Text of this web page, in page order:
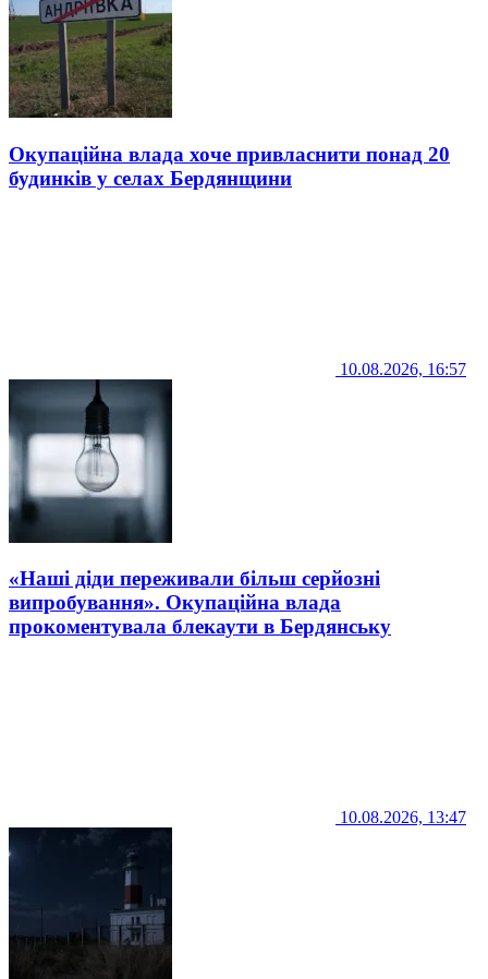
Окупаційна влада хоче привласнити понад 20
будинків у селах Бердянщини
10.08.2026, 16:57
«Наші діди переживали більш серйозні
випробування». Окупаційна влада
прокоментувала блекаути в Бердянську
10.08.2026, 13:47